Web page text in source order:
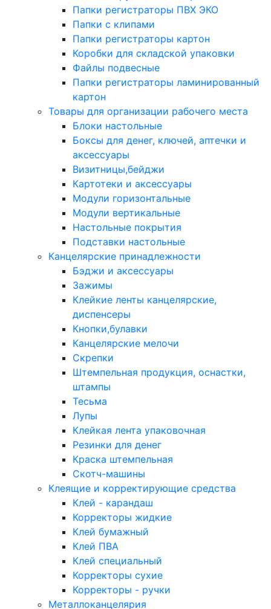
Папки регистраторы ПВХ ЭКО
Папки с клипами
Папки регистраторы картон
Коробки для складской упаковки
Файлы подвесные
Папки регистраторы ламинированный
картон
Товары для организации рабочего места
Блоки настольные
Боксы для денег, ключей, аптечки и
аксессуары
Визитницы,бейджи
Картотеки и аксессуары
Модули горизонтальные
Модули вертикальные
Настольные покрытия
Подставки настольные
Канцелярские принадлежности
Бэджи и аксессуары
Зажимы
Клейкие ленты канцелярские,
диспенсеры
Кнопки,булавки
Канцелярские мелочи
Скрепки
Штемпельная продукция, оснастки,
штампы
Тесьма
Лупы
Клейкая лента упаковочная
Резинки для денег
Краска штемпельная
Скотч-машины
Клеящие и корректирующие средства
Клей - карандаш
Корректоры жидкие
Клей бумажный
Клей ПВА
Клей специальный
Корректоры сухие
Корректоры - ручки
Металлоканцелярия